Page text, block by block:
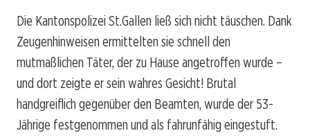
Die Kantonspolizei St.Gallen ließ sich nicht täuschen. Dank
Zeugenhinweisen ermittelten sie schnell den
mutmaßlichen Täter, der zu Hause angetroffen wurde –
und dort zeigte er sein wahres Gesicht! Brutal
handgreiflich gegenüber den Beamten, wurde der 53-
Jährige festgenommen und als fahrunfähig eingestuft.